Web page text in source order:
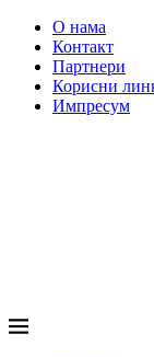
О нама
Контакт
Партнери
Корисни
Импресум